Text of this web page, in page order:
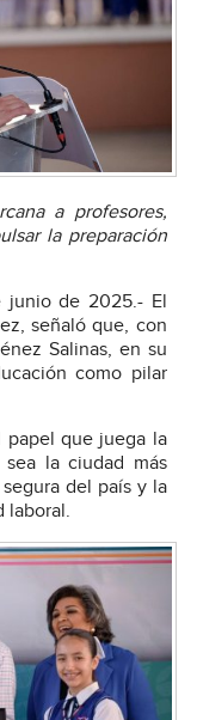
a profesores,
la preparación
junio de 2025.- El
señaló que, con
Salinas, en su
como pilar
papel que juega la
la ciudad más
del país y la
laboral.